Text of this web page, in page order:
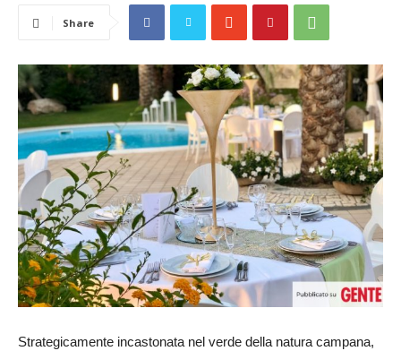
News
24
Share
Strategicamente incastonata nel verde della natura campana,